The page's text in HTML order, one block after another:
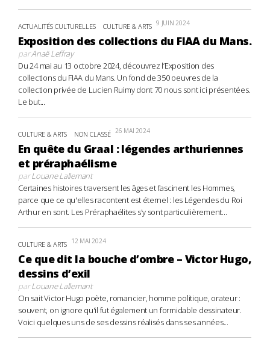
ACTUALITÉS CULTURELLES CULTURE & ARTS 9 JUIN 2024
Exposition des collections du FIAA du Mans.
parAnaë Leffray
Du 24 mai au 13 octobre 2024, découvrez l’Exposition des
collections du FIAA du Mans. Un fond de 350 oeuvres de la
collection privée de Lucien Ruimy dont 70 nous sont ici présentées.
Le but...
CULTURE & ARTS NON CLASSÉ 26 MAI 2024
En quête du Graal : légendes arthuriennes
et préraphaélisme
parLouane Lallemant
Certaines histoires traversent les âges et fascinent les Hommes,
parce que ce qu'elles racontent est éternel : les Légendes du Roi
Arthur en sont. Les Préraphaélites s'y sont particulièrement...
CULTURE & ARTS 12 MAI 2024
Ce que dit la bouche d’ombre – Victor Hugo,
dessins d’exil
parLouane Lallemant
On sait Victor Hugo poète, romancier, homme politique, orateur :
souvent, on ignore qu'il fut également un formidable dessinateur.
Voici quelques uns de ses dessins réalisés dans ses années...